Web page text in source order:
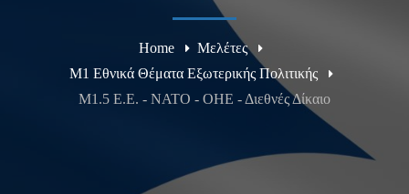
Home
Μελέτες
Μ1 Εθνικά Θέματα Εξωτερικής Πολιτικής
Μ1.5 Ε.Ε. - ΝΑΤΟ - ΟΗΕ - Διεθνές Δίκαιο